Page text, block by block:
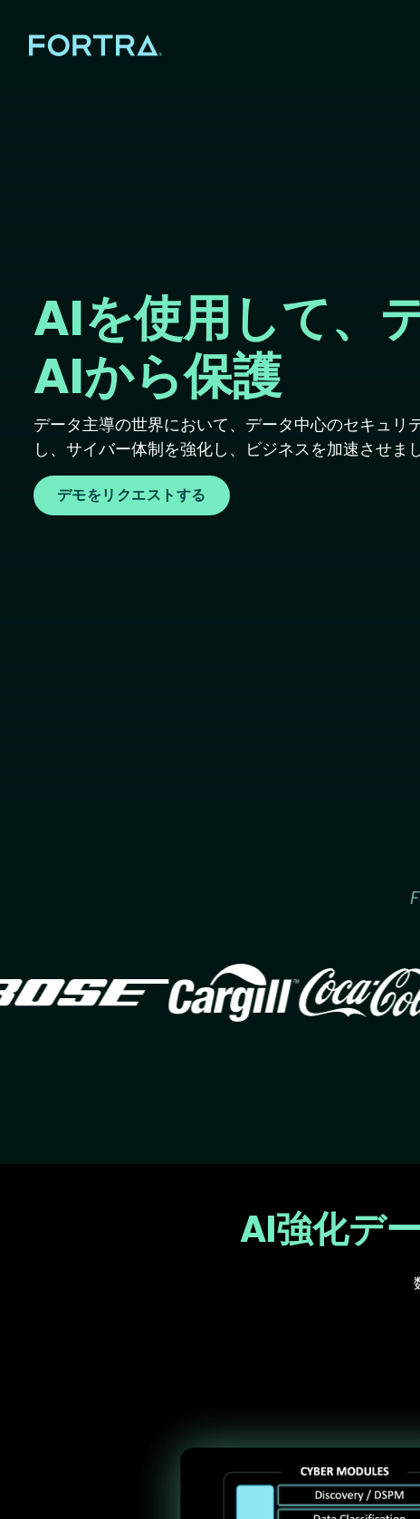
AIを使用して、
AIから保護
データ主導の世界において、データ中心のセキュリ
し、サイバー体制を強化し、ビジネスを加速させま
デモをリクエストする
Image Image Image
AI強化デ